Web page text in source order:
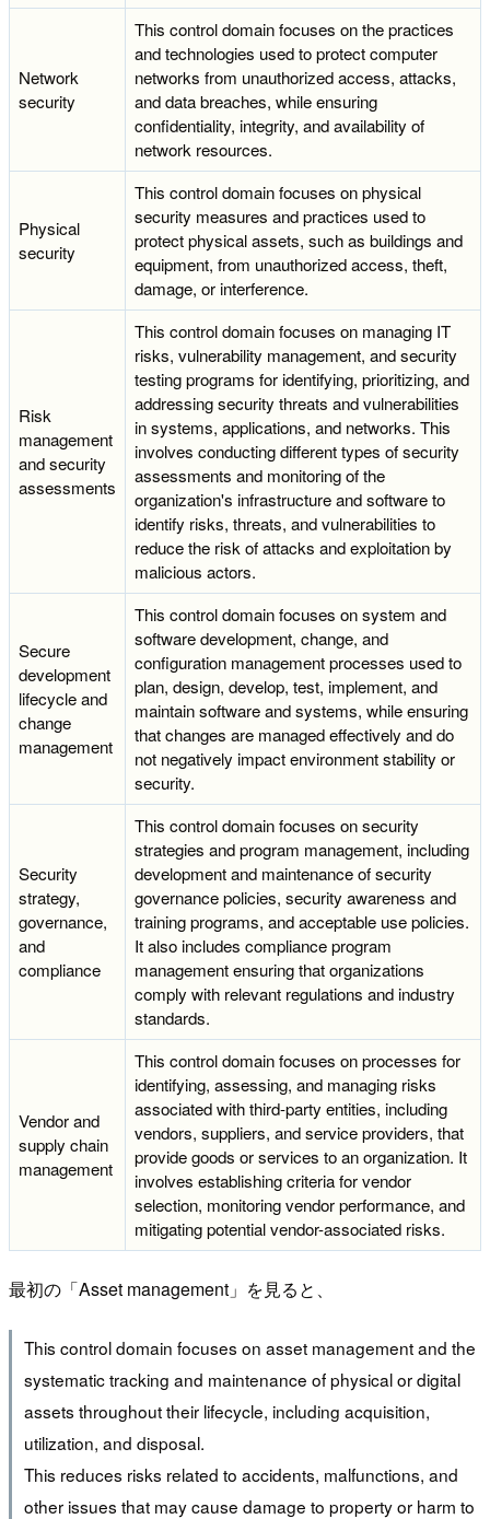
Network
security
This control domain focuses on the practices
and technologies used to protect computer
networks from unauthorized access, attacks,
and data breaches, while ensuring
confidentiality, integrity, and availability of
network resources.
Physical
security
This control domain focuses on physical
security measures and practices used to
protect physical assets, such as buildings and
equipment, from unauthorized access, theft,
damage, or interference.
Risk
management
and security
assessments
This control domain focuses on managing IT
risks, vulnerability management, and security
testing programs for identifying, prioritizing, and
addressing security threats and vulnerabilities
in systems, applications, and networks. This
involves conducting different types of security
assessments and monitoring of the
organization's infrastructure and software to
identify risks, threats, and vulnerabilities to
reduce the risk of attacks and exploitation by
malicious actors.
Secure
development
lifecycle and
change
management
This control domain focuses on system and
software development, change, and
configuration management processes used to
plan, design, develop, test, implement, and
maintain software and systems, while ensuring
that changes are managed effectively and do
not negatively impact environment stability or
security.
Security
strategy,
governance,
and
compliance
This control domain focuses on security
strategies and program management, including
development and maintenance of security
governance policies, security awareness and
training programs, and acceptable use policies.
It also includes compliance program
management ensuring that organizations
comply with relevant regulations and industry
standards.
Vendor and
supply chain
management
This control domain focuses on processes for
identifying, assessing, and managing risks
associated with third-party entities, including
vendors, suppliers, and service providers, that
provide goods or services to an organization. It
involves establishing criteria for vendor
selection, monitoring vendor performance, and
mitigating potential vendor-associated risks.
最初の「Asset management」を見ると、
This control domain focuses on asset management and the
systematic tracking and maintenance of physical or digital
assets throughout their lifecycle, including acquisition,
utilization, and disposal.
This reduces risks related to accidents, malfunctions, and
other issues that may cause damage to property or harm to